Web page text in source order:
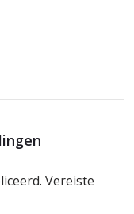
Vereiste